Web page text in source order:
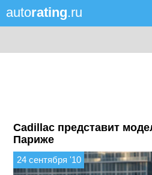
autorating.ru
Cadillac представит
Париже
24 сентября '10